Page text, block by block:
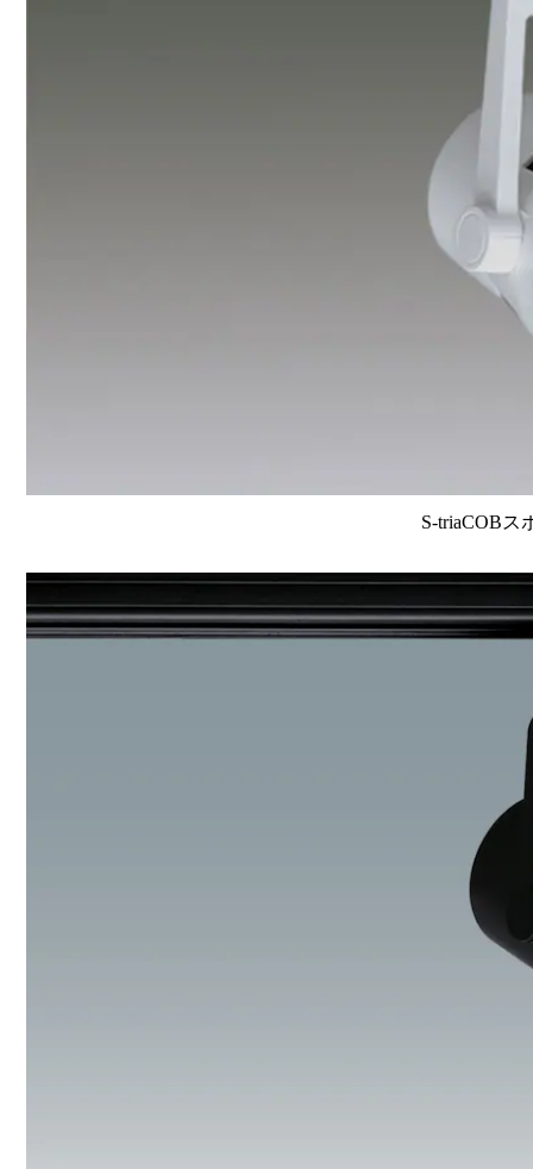
S-triaCOBス